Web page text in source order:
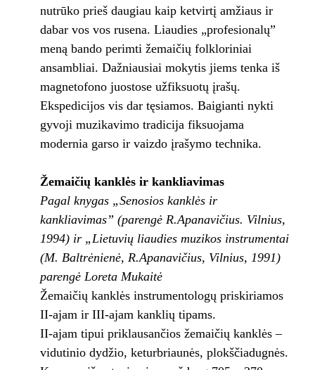
nutrūko prieš daugiau kaip ketvirtį amžiaus ir
dabar vos vos rusena. Liaudies „profesionalų”
meną bando perimti žemaičių folkloriniai
ansambliai. Dažniausiai mokytis jiems tenka iš
magnetofono juostose užfiksuotų įrašų.
Ekspedicijos vis dar tęsiamos. Baigianti nykti
gyvoji muzikavimo tradicija fiksuojama
modernia garso ir vaizdo įrašymo technika.
Žemaičių kanklės ir kankliavimas
Pagal knygas „Senosios kanklės ir
kankliavimas” (parengė R.Apanavičius. Vilnius,
1994) ir „Lietuvių liaudies muzikos instrumentai
(M. Baltrėnienė, R.Apanavičius, Vilnius, 1991)
parengė Loreta Mukaitė
Žemaičių kanklės instrumentologų priskiriamos
II-ajam ir III-ajam kanklių tipams.
II-ajam tipui priklausančios žemaičių kanklės –
vidutinio dydžio, keturbriaunės, plokščiadugnės.